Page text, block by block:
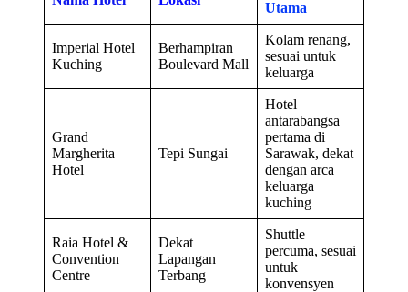
Utama
Imperial Hotel
Kuching
Berhampiran
Boulevard Mall
Kolam renang,
sesuai untuk
keluarga
Grand
Margherita
Hotel
Tepi Sungai
Hotel
antarabangsa
pertama di
Sarawak, dekat
dengan arca
keluarga
kuching
Raia Hotel &
Convention
Centre
Dekat
Lapangan
Terbang
Shuttle
percuma, sesuai
untuk
konvensyen